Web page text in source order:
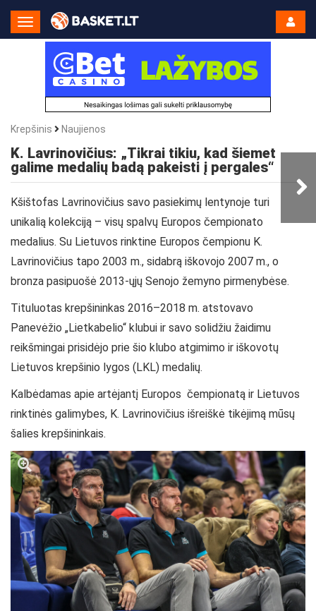
Toggle
Navigation
Krepšinis Naujienos
K. Lavrinovičius: „Tikrai tikiu, kad šiemet
galime medalių badą pakeisti į pergales“
Kšištofas Lavrinovičius savo pasiekimų lentynoje turi
unikalią kolekciją – visų spalvų Europos čempionato
medalius. Su Lietuvos rinktine Europos čempionu K.
Lavrinovičius tapo 2003 m., sidabrą iškovojo 2007 m., o
bronza pasipuošė 2013-ųjų Senojo žemyno pirmenybėse.
Tituluotas krepšininkas 2016–2018 m. atstovavo
Panevėžio „Lietkabelio“ klubui ir savo solidžiu žaidimu
reikšmingai prisidėjo prie šio klubo atgimimo ir iškovotų
Lietuvos krepšinio lygos (LKL) medalių.
Kalbėdamas apie artėjantį Europos čempionatą ir Lietuvos
rinktinės galimybes, K. Lavrinovičius išreiškė tikėjimą mūsų
šalies krepšininkais.